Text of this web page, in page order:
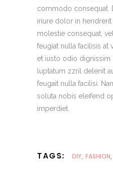
commodo consequat.
iriure dolor in
molestie consequat,
feugiat nulla facilisis at
et iusto odio dignissim
luptatum zzril delenit
feugait nulla facilisi.
soluta nobis eleifend
imperdiet.
TAGS: DIY, FASHION,